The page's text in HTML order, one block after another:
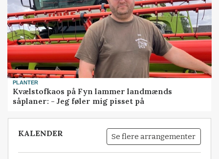
PLANTER
Kvælstofkaos på Fyn lammer landmænds
såplaner: - Jeg føler mig pisset på
KALENDER Se flere arrangementer